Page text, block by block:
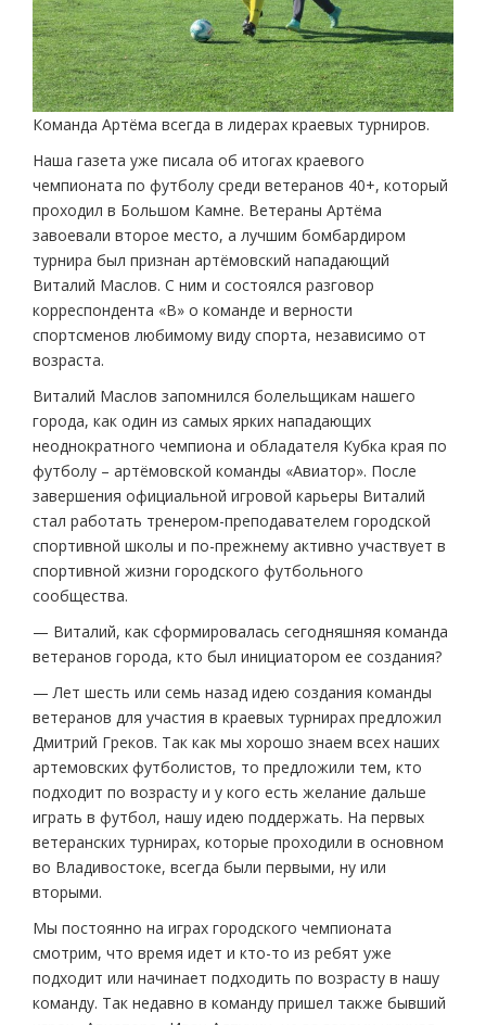
Команда Артёма всегда в лидерах краевых турниров.
Наша газета уже писала об итогах краевого
чемпионата по футболу среди ветеранов 40+, который
проходил в Большом Камне. Ветераны Артёма
завоевали второе место, а лучшим бомбардиром
турнира был признан артёмовский нападающий
Виталий Маслов. С ним и состоялся разговор
корреспондента «В» о команде и верности
спортсменов любимому виду спорта, независимо от
возраста.
Виталий Маслов запомнился болельщикам нашего
города, как один из самых ярких нападающих
неоднократного чемпиона и обладателя Кубка края по
футболу – артёмовской команды «Авиатор». После
завершения официальной игровой карьеры Виталий
стал работать тренером-преподавателем городской
спортивной школы и по-прежнему активно участвует в
спортивной жизни городского футбольного
сообщества.
— Виталий, как сформировалась сегодняшняя команда
ветеранов города, кто был инициатором ее создания?
— Лет шесть или семь назад идею создания команды
ветеранов для участия в краевых турнирах предложил
Дмитрий Греков. Так как мы хорошо знаем всех наших
артемовских футболистов, то предложили тем, кто
подходит по возрасту и у кого есть желание дальше
играть в футбол, нашу идею поддержать. На первых
ветеранских турнирах, которые проходили в основном
во Владивостоке, всегда были первыми, ну или
вторыми.
Мы постоянно на играх городского чемпионата
смотрим, что время идет и кто-то из ребят уже
подходит или начинает подходить по возрасту в нашу
команду. Так недавно в команду пришел также бывший